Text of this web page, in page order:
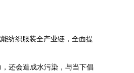
纺织服装全产业链，全面提
还会造成水污染，与当下倡